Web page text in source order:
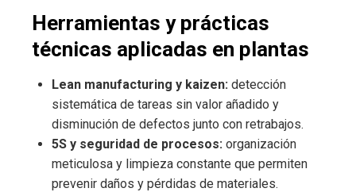
Herramientas y prácticas
técnicas aplicadas en plantas
Lean manufacturing y kaizen: detección
sistemática de tareas sin valor añadido y
disminución de defectos junto con retrabajos.
5S y seguridad de procesos: organización
meticulosa y limpieza constante que permiten
prevenir daños y pérdidas de materiales.